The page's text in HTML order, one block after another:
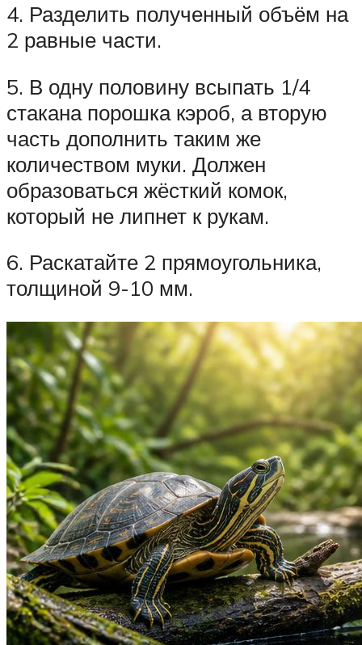
4. Разделить полученный объём на
2 равные части.
5. В одну половину всыпать 1/4
стакана порошка кэроб, а вторую
часть дополнить таким же
количеством муки. Должен
образоваться жёсткий комок,
который не липнет к рукам.
6. Раскатайте 2 прямоугольника,
толщиной 9-10 мм.